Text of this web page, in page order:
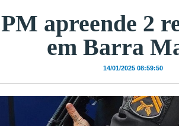
PM apreende 2
em Barra
14/01/2025 08:59:50